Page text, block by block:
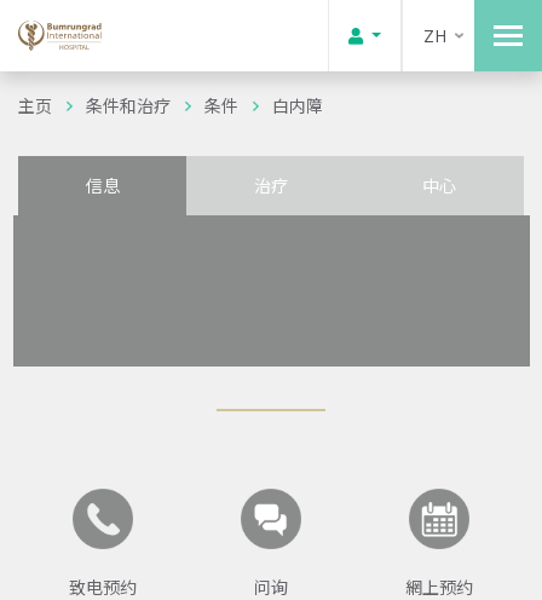
ZH
主页 条件和治疗 条件 白内障
信息 治疗 中心
致电预约 问询 網上预约